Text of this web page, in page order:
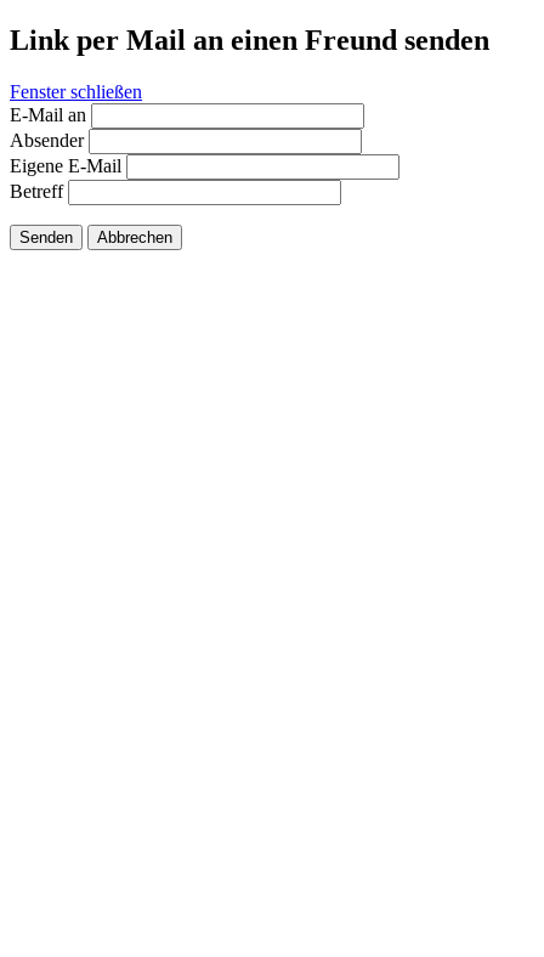
Link per Mail an einen Freund senden
Fenster schließen
E-Mail an
Absender
Eigene E-Mail
Betreff
Senden Abbrechen